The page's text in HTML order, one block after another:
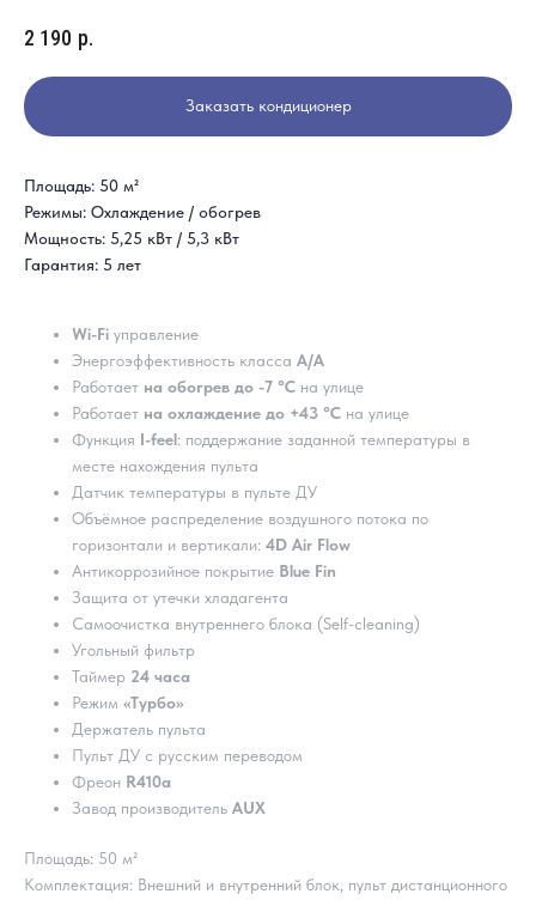
2 190 р.
Заказать кондиционер
Площадь: 50 м²
Режимы: Охлаждение / обогрев
Мощность: 5,25 кВт / 5,3 кВт
Гарантия: 5 лет
Wi-Fi управление
Энергоэффективность класса А/А
Работает на обогрев до -7 °C на улице
Работает на охлаждение до +43 °C на улице
Функция I-feel: поддержание заданной температуры в
месте нахождения пульта
Датчик температуры в пульте ДУ
Объёмное распределение воздушного потока по
горизонтали и вертикали: 4D Air Flow
Антикоррозийное покрытие Blue Fin
Защита от утечки хладагента
Самоочистка внутреннего блока (Self-cleaning)
Угольный фильтр
Таймер 24 часа
Режим «Турбо»
Держатель пульта
Пульт ДУ с русским переводом
Фреон R410a
Завод производитель AUX
Площадь: 50 м²
Комплектация: Внешний и внутренний блок, пульт дистанционного